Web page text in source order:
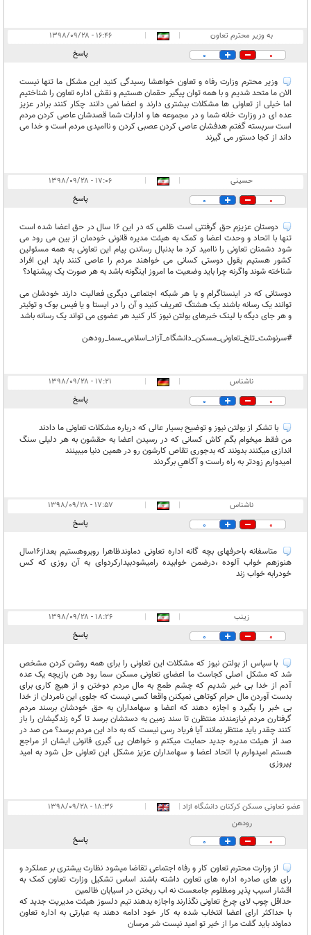
به وزیر محترم تعاون |
|
۱۶:۴۶ - ۱۳۹۸/۰۹/۲۸
0
0 پاسخ
وزیر محترم وزارت رفاه و تعاون خواهشا رسیدگی کنید این مشکل ما تنها نیست
الان ما متحد شدیم و با همه توان پیگیر حقمان هستیم و نقش اداره تعاون را شناختیم
اما خیلی از تعاونی ها مشکلات بیشتری دارند و اعضا نمی دانند چکار کنند برادر عزیز
عده ای در وزارت خانه شما و در مجموعه ها و ادارات شما قصدشان عاصی کردن مردم
است سربسته گفتم هدفشان عاصی کردن عصبی کردن و ناامیدی مردم است و خدا می
داند از کجا دستور می گیرند
حسینی |
|
۱۷:۰۶ - ۱۳۹۸/۰۹/۲۸
0
0 پاسخ
دوستان عزیزم حق گرفتنی است ظلمی که در این 16 سال در حق اعضا شده است
تنها با اتحاد و وحدت اعضا و کمک به هیئت مدیره قانونی خودمان از بین می رود می
شود دشمنان تعاونی را ناامید کرد ما بدنبال رساندن پیام این تعاونی به همه مسئولین
کشور هستیم بقول دوستی کسانی می خواهند مردم را عاصی کنند باید این افراد
شناخته شوند واگرنه چرا باید وضعیت ما امروز اینگونه باشد به هر صورت یک پیشنهاد؟
دوستانی که در اینستاگرام و یا هر شبکه اجتماعی دیگری فعالیت دارند خودشان می
توانند یک رسانه باشند یک هشتگ تعریف کنید و آن را در ایستا و یا فیس بوک و توئیتر
و هر جای دیگه با لینک خبرهای بولتن نیوز کار کنید هر عضوی می تواند یک رسانه باشد
#سرنوشت_تلخ_تعاونی_مسکن_دانشگاه_آزاد_اسلامی_سما_رودهن
ناشناس |
|
۱۷:۲۱ - ۱۳۹۸/۰۹/۲۸
0
0 پاسخ
با تشكر از بولتن نيوز و توضيح بسيار عالی که درباره مشکلات تعاونی ما دادند
من فقط میخوام بگم کاش کسانی که در رسیدن اعضا به حقشون به هر دلیلی سنگ
اندازی میکنند بدونند که بدجوری تقاص کارشون رو در همین دنیا میبینند
اميدوارم زودتر به راه راست و آگاهي برگردند
ناشناس |
|
۱۷:۵۷ - ۱۳۹۸/۰۹/۲۸
0
0 پاسخ
متاسفانه باحرفهای بچه گانه اداره تعاونی دماوندظاهرا روبروهستیم بعداز16سال
هنوزهم خواب آلوده ،درضمن خوابیده رامیشودبیدارکردوای به آن روزی که کس
خودرابه خواب زند
زینب |
|
۱۸:۲۶ - ۱۳۹۸/۰۹/۲۸
0
0 پاسخ
با سپاس از بولتن نیوز که مشکلات این تعاونی را برای همه روشن کردن مشخص
شد که مشکل اصلی کجاست ما اعضای تعاونی مسکن سما رود هن بازیچه یک عده
آدم از خدا بی خبر شدیم که چشم طمع به مال مردم دوختن و از هیچ کاری برای
بدست آوردن مال حرام کوتاهی نمیکنن واقعا کسی نیست که جلوی این نامردان از خدا
بی خبر را بگیرد و اجازه دهند که اعضا و سهامداران به حق خودشان برسند مردم
گرفتارن مردم نیازمندند منتظرن تا سند زمین به دستشان برسد تا گره زندگیشان را باز
کنند چقدر باید منتظر بمانند آیا فریاد رسی نیست که به داد این مردم برسد؟ من صد در
صد از هیئت مدیره جدید حمایت میکنم و خواهان پی گیری قانونی ایشان از مراجع
هستم امیدوارم با اتحاد اعضا و سهامداران عزیز مشکل این تعاونی حل شود به امید
پیروزی
عضو تعاونی مسکن کرکنان دانشگاه ازاد
رودهن
|
| ۱۸:۳۶ - ۱۳۹۸/۰۹/۲۸
0
0 پاسخ
از وزارت محترم تعاون کار و رفاه اجتماعی تقاضا میشود نظارت بیشتری بر عملکرد و
رای های صادره اداره های تعاون داشته باشند اساس تشکیل وزارت تعاون کمک به
اقشار اسیب پذیر ومظلوم جامعست نه اب ریختن در اسیابان ظالمین
حداقل چوب لای چرخ تعاونی نگذارند واجازه بدهند تیم دلسوز هیئت مدیریت جدید که
با حداکثر ارای اعضا انتخاب شده به کار خود ادامه دهند به عبارتی به اداره تعاون
دماوند باید گفت مرا از خیر تو امید نیست شر مرسان